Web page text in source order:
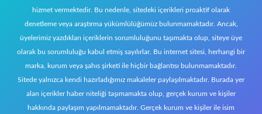
hizmet vermektedir. Bu nedenle, sitedeki içerikleri proaktif olarak
denetleme veya araştırma yükümlülüğümüz bulunmamaktadır. Ancak,
üyelerimiz yazdıkları içeriklerin sorumluluğunu taşımakta olup, siteye üye
olarak bu sorumluluğu kabul etmiş sayılırlar. Bu internet sitesi, herhangi bir
marka, kurum veya şahıs şirketi ile hiçbir bağlantısı bulunmamaktadır.
Sitede yalnızca kendi hazırladığımız makaleler paylaşılmaktadır. Burada yer
alan içerikler haber niteliği taşımamakta olup, gerçek kurum ve kişiler
hakkında paylaşım yapılmamaktadır. Gerçek kurum ve kişiler ile isim